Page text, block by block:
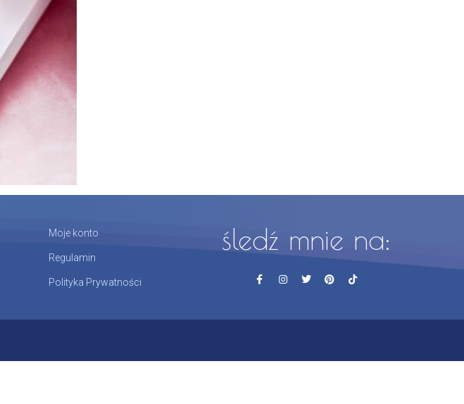
Moje konto
Regulamin
Polityka Prywatności
śledź mnie na: